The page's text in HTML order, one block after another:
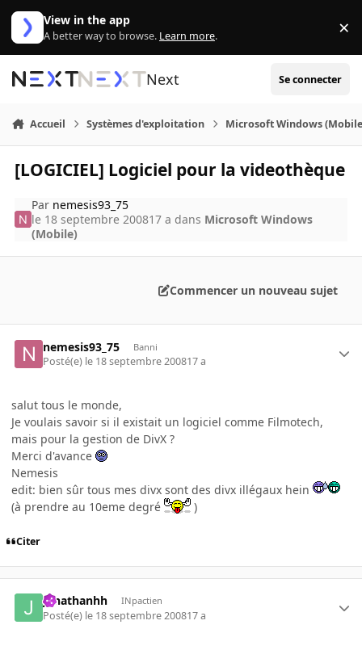
Aller au contenu
View in the app
A better way to browse. Learn more. ×
Next Se connecter
Accueil Systèmes d'exploitation Microsoft Windows
[LOGICIEL] Logiciel pour la videothèque
Par nemesis93_75
le 18 septembre 200817 a dans Microsoft Windows
(Mobile)
Commencer un nouveau sujet
nemesis93_75 Banni
Posté(e) le 18 septembre 200817 a
salut tous le monde,
Je voulais savoir si il existait un logiciel comme Filmotech,
mais pour la gestion de DivX ?
Merci d'avance
Nemesis
edit: bien sûr tous mes divx sont des divx illégaux hein
(à prendre au 10eme degré
)
Citer
jonathanhh INpactien
Posté(e) le 18 septembre 200817 a